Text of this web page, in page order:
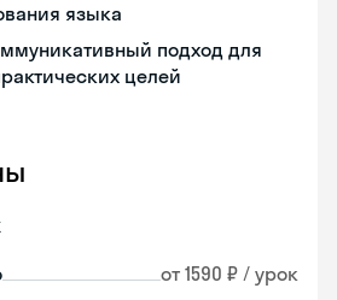
языка
подход для
целей
от 1590 ₽ / урок